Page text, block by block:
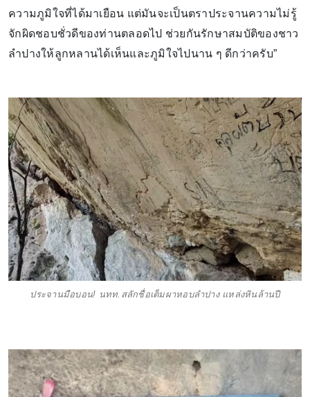
ความภูมิใจที่ได้มาเยือน แต่มันจะเป็นตราประจานความไม่รู้
จักผิดชอบชั่วดีของท่านตลอดไป ช่วยกันรักษาสมบัติของชาว
ลำปางให้ลูกหลานได้เห็นและภูมิใจไปนาน ๆ ดีกว่าครับ”
ประจานมือบอน! นทท.สลักชื่อเต็มผาหอบลำปาง แหล่งหินล้านปี